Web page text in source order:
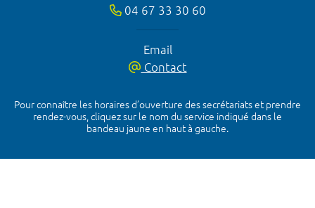
04 67 33 30 60
Email
Contact
Pour connaître les horaires d’ouverture des secrétariats et prendre
rendez-vous, cliquez sur le nom du service indiqué dans le
bandeau jaune en haut à gauche.